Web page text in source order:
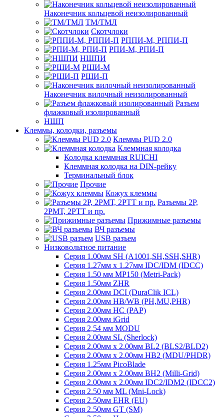
Наконечник кольцевой неизолированный
ТМ/ТМЛ
Скотчлоки
РППИ-М, РППИ-П
РПИ-М, РПИ-П
НШПИ
РШИ-М
РШИ-П
Наконечник вилочный неизолированный
Разъем
флажковый изолированный
НШП
Клеммы, колодки, разъемы
Клеммы PUD 2.0
Клеммная колодка
Колодка клеммная RUICHI
Клеммная колодка на DIN-рейку
Терминальный блок
Прочие
Кожух клеммы
Разъемы 2Р,
2РМТ, 2РТТ и пр.
Прижимные разъемы
ВЧ разъемы
USB разъем
Низковольтное питание
Серия 1.00мм SH (A1001,SH,SSH,SHR)
Серия 1.27мм x 1.27мм IDC/IDM (IDCC)
Серия 1.50 мм MP150 (Metri-Pack)
Серия 1.50мм ZHR
Серия 2.00мм DCI (DuraClik ICL)
Серия 2.00мм HB/WB (PH,MU,PHR)
Серия 2.00мм HC (PAP)
Серия 2.00мм iGrid
Серия 2,54 мм MODU
Серия 2.00мм SL (Sherlock)
Серия 2.00мм x 2.00мм BL2 (BLS2/BLD2)
Серия 2.00мм x 2.00мм HB2 (MDU/PHDR)
Серия 1.25мм PicoBlade
Серия 2.00мм х 2.00мм BH2 (Milli-Grid)
Серия 2.00мм х 2.00мм IDC2/IDM2 (IDCC2)
Серия 2.50 мм ML (Mni-Lock)
Серия 2.50мм EHR (EU)
Серия 2.50мм GT (SM)